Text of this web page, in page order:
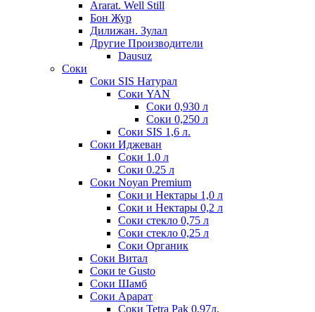
Ararat. Well Still
Бон Жур
Дилижан. Зулал
Другие Производители
Dausuz
Соки
Соки SIS Натурал
Соки YAN
Соки 0,930 л
Соки 0,250 л
Соки SIS 1,6 л.
Соки Иджеван
Соки 1.0 л
Соки 0.25 л
Соки Noyan Premium
Соки и Нектары 1,0 л
Соки и Нектары 0,2 л
Соки стекло 0,75 л
Соки стекло 0,25 л
Соки Органик
Соки Витал
Соки te Gusto
Соки Шамб
Соки Арарат
Соки Tetra Pak 0,97л.